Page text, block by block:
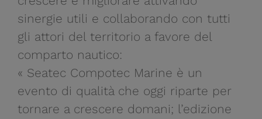
sinergie utili e collaborando con tutti
gli attori del territorio a favore del
comparto nautico:
« Seatec Compotec Marine è un
evento di qualità che oggi riparte per
tornare a crescere domani; l’edizione